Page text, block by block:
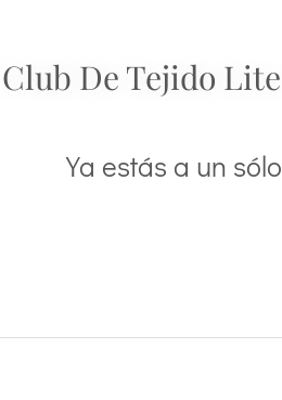
Club De Tejido
Ya estás a un